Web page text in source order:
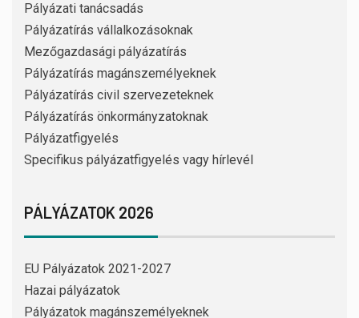
Pályázati tanácsadás
Pályázatírás vállalkozásoknak
Mezőgazdasági pályázatírás
Pályázatírás magánszemélyeknek
Pályázatírás civil szervezeteknek
Pályázatírás önkormányzatoknak
Pályázatfigyelés
Specifikus pályázatfigyelés vagy hírlevél
PÁLYÁZATOK 2026
EU Pályázatok 2021-2027
Hazai pályázatok
Pályázatok magánszemélyeknek